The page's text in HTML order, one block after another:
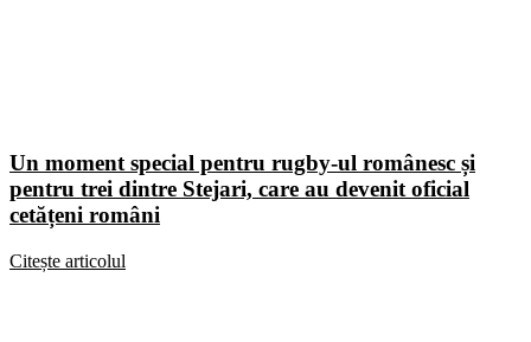
Un moment special pentru rugby-ul românesc și
pentru trei dintre Stejari, care au devenit oficial
cetățeni români
Citește articolul